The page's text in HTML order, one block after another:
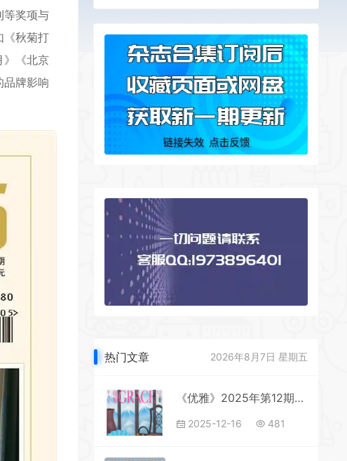
等奖项与
《秋菊打
》《北京
品牌影响
热门文章 2026年8月7日 星期五
《优雅》2025年第12期全彩精校PDF杂志下载
2025-12-16 481